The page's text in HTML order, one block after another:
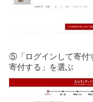
⑤「ログインして寄付
寄付する」を選ぶ